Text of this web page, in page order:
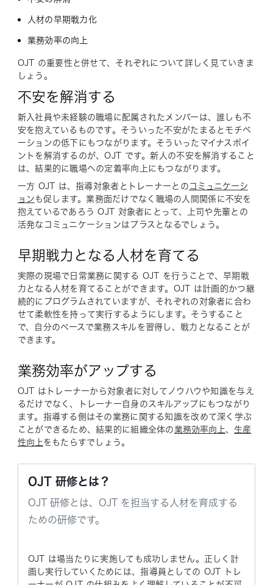
人材の早期戦力化
業務効率の向上
OJT の重要性と併せて、それぞれについて詳しく見ていきま
しょう。
不安を解消する
新入社員や未経験の職場に配属されたメンバーは、誰しも不
安を抱えているものです。そういった不安がたまるとモチベ
ーションの低下にもつながります。そういったマイナスポイ
ントを解消するのが、OJT です。新人の不安を解消すること
は、結果的に職場への定着率向上にもつながります。
一方 OJT は、指導対象者とトレーナーとの コミュニケーシ
ョンも促します。業務面だけでなく職場の人間関係に不安を
抱えているであろう OJT 対象者にとって、上司や先輩との
活発なコミュニケーションはプラスとなるでしょう。
早期戦力となる人材を育てる
実際の現場で日常業務に関する OJT を行うことで、早期戦
力となる人材を育てることができます。OJT は計画的かつ継
続的にプログラムされていますが、それぞれの対象者に合わ
せて柔軟性を持って実行するようにします。そうすること
で、自分のペースで業務スキルを習得し、戦力となることが
できます。
業務効率がアップする
OJT はトレーナーから対象者に対してノウハウや知識を与え
るだけでなく、トレーナー自身のスキルアップにもつながり
ます。指導する側はその業務に関する知識を改めて深く学ぶ
ことができるため、結果的に組織全体の業務効率向上、 生産
性向上をもたらすでしょう。
OJT 研修とは？
OJT 研修とは、OJT を担当する人材を育成する
ための研修です。
OJT は場当たりに実施しても成功しません。正しく計
画し実行していくためには、指導員としての OJT トレ